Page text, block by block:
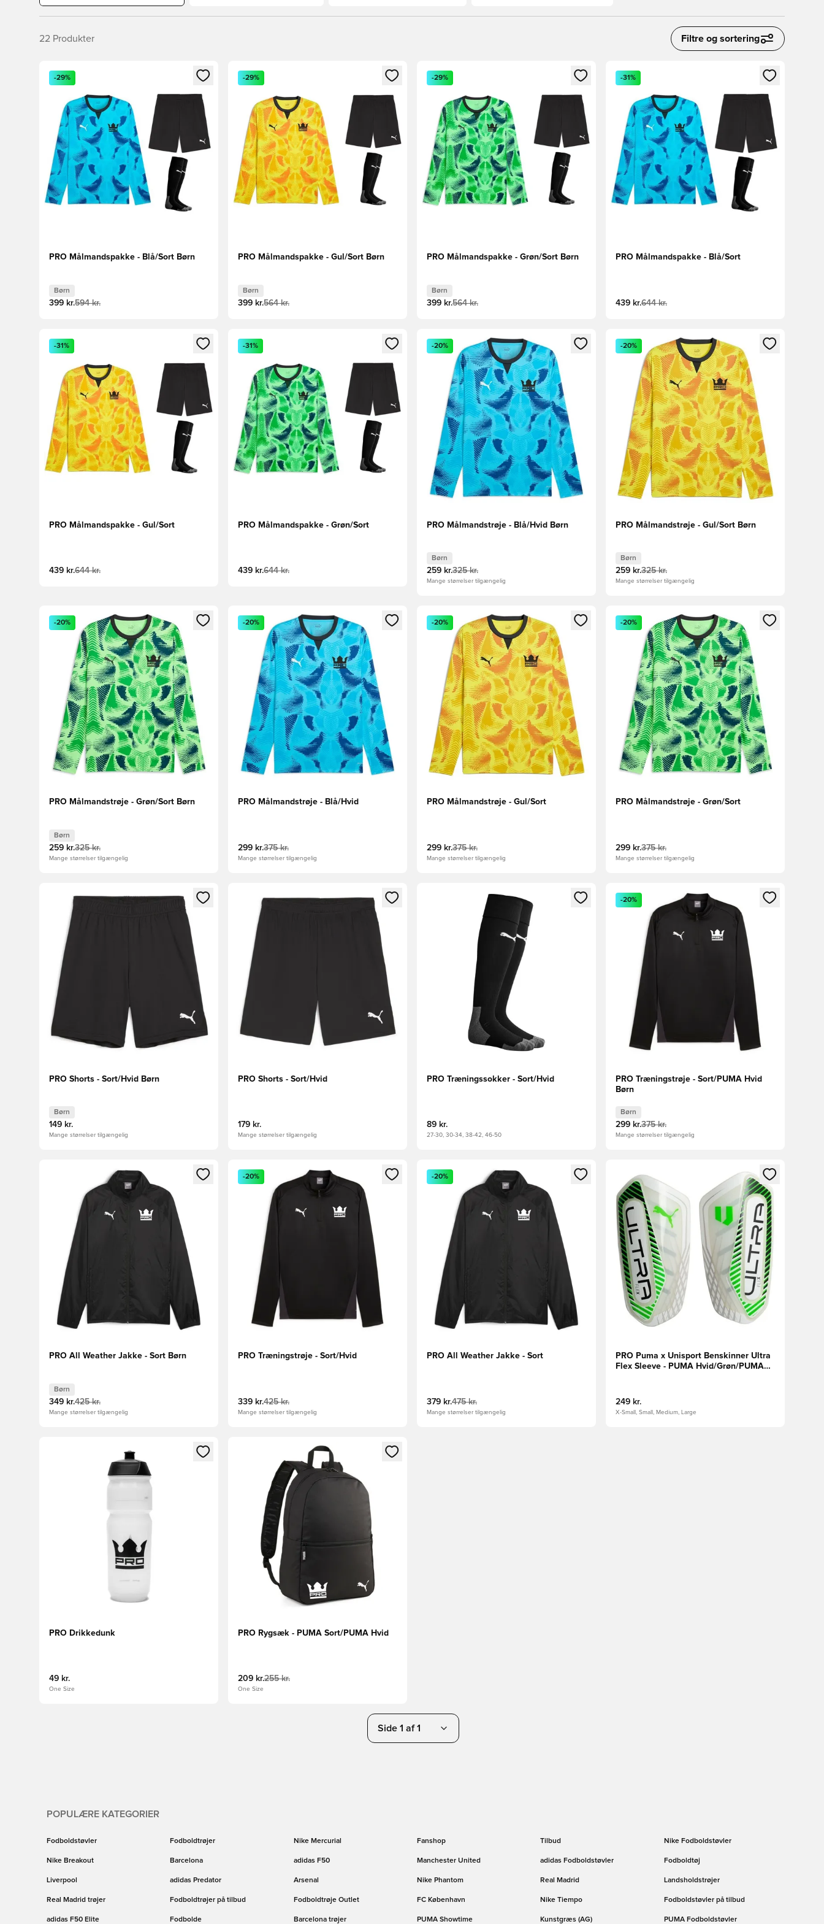
22 Produkter Filtre og sortering
Åbner en Modal til at logge ind eller tilmelde dig som medlem
-29%
PRO Målmandspakke - Blå/Sort Børn
Børn
399 kr.594 kr.
Åbner en Modal til at logge ind eller tilmelde dig som medlem
-29%
PRO Målmandspakke - Gul/Sort Børn
Børn
399 kr.564 kr.
Åbner en Modal til at logge ind eller tilmelde dig som medlem
-29%
PRO Målmandspakke - Grøn/Sort Børn
Børn
399 kr.564 kr.
Åbner en Modal til at logge ind eller tilmelde dig
-31%
PRO Målmandspakke - Blå/Sort
439 kr.644 kr.
Åbner en Modal til at logge ind eller tilmelde dig som medlem
-31%
PRO Målmandspakke - Gul/Sort
439 kr.644 kr.
Åbner en Modal til at logge ind eller tilmelde dig som medlem
-31%
PRO Målmandspakke - Grøn/Sort
439 kr.644 kr.
Åbner en Modal til at logge ind eller tilmelde dig som medlem
-20%
PRO Målmandstrøje - Blå/Hvid Børn
Børn
259 kr.325 kr.
Mange størrelser tilgængelig
Åbner en Modal til at logge ind eller tilmelde dig
-20%
PRO Målmandstrøje - Gul/Sort Børn
Børn
259 kr.325 kr.
Mange størrelser tilgængelig
Åbner en Modal til at logge ind eller tilmelde dig som medlem
-20%
PRO Målmandstrøje - Grøn/Sort Børn
Børn
259 kr.325 kr.
Mange størrelser tilgængelig
Åbner en Modal til at logge ind eller tilmelde dig som medlem
-20%
PRO Målmandstrøje - Blå/Hvid
299 kr.375 kr.
Mange størrelser tilgængelig
Åbner en Modal til at logge ind eller tilmelde dig som medlem
-20%
PRO Målmandstrøje - Gul/Sort
299 kr.375 kr.
Mange størrelser tilgængelig
Åbner en Modal til at logge ind eller tilmelde dig
-20%
PRO Målmandstrøje - Grøn/Sort
299 kr.375 kr.
Mange størrelser tilgængelig
Åbner en Modal til at logge ind eller tilmelde dig som medlem
PRO Shorts - Sort/Hvid Børn
Børn
149 kr.
Mange størrelser tilgængelig
Åbner en Modal til at logge ind eller tilmelde dig som medlem
PRO Shorts - Sort/Hvid
179 kr.
Mange størrelser tilgængelig
Åbner en Modal til at logge ind eller tilmelde dig som medlem
PRO Træningssokker - Sort/Hvid
89 kr.
27-30, 30-34, 38-42, 46-50
Åbner en Modal til at logge ind eller tilmelde dig
-20%
PRO Træningstrøje - Sort/PUMA Hvid
Børn
Børn
299 kr.375 kr.
Mange størrelser tilgængelig
Åbner en Modal til at logge ind eller tilmelde dig som medlem
PRO All Weather Jakke - Sort Børn
Børn
349 kr.425 kr.
Mange størrelser tilgængelig
Åbner en Modal til at logge ind eller tilmelde dig som medlem
-20%
PRO Træningstrøje - Sort/Hvid
339 kr.425 kr.
Mange størrelser tilgængelig
Åbner en Modal til at logge ind eller tilmelde dig som medlem
-20%
PRO All Weather Jakke - Sort
379 kr.475 kr.
Mange størrelser tilgængelig
Åbner en Modal til at logge ind eller tilmelde dig
PRO Puma x Unisport Benskinner Ultra
Flex Sleeve - PUMA Hvid/Grøn/PUMA
249 kr.
X-Small, Small, Medium, Large
Åbner en Modal til at logge ind eller tilmelde dig som medlem
PRO Drikkedunk
49 kr.
One Size
Åbner en Modal til at logge ind eller tilmelde dig som medlem
PRO Rygsæk - PUMA Sort/PUMA Hvid
209 kr.255 kr.
One Size
Side 1 af 1
POPULÆRE KATEGORIER
Fodboldstøvler Fodboldtrøjer Nike Mercurial Fanshop Tilbud Nike Fodboldstøvler
Nike Breakout Barcelona adidas F50 Manchester United adidas Fodboldstøvler Fodboldtøj
Liverpool adidas Predator Arsenal Nike Phantom Real Madrid Landsholdstrøjer
Real Madrid trøjer Fodboldtrøjer på tilbud Fodboldtrøje Outlet FC København Nike Tiempo Fodboldstøvler på tilbud
adidas F50 Elite Fodbolde Barcelona trøjer PUMA Showtime Kunstgræs (AG) PUMA Fodboldstøvler